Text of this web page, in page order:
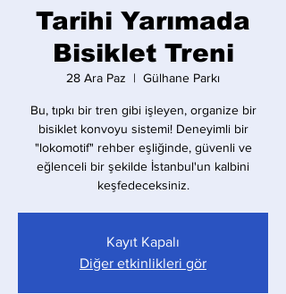
Tarihi Yarımada
Bisiklet Treni
28 Ara Paz
  |
Gülhane Parkı
Bu, tıpkı bir tren gibi işleyen, organize bir
bisiklet konvoyu sistemi! Deneyimli bir
"lokomotif" rehber eşliğinde, güvenli ve
eğlenceli bir şekilde İstanbul'un kalbini
keşfedeceksiniz.
Kayıt Kapalı
Diğer etkinlikleri gör